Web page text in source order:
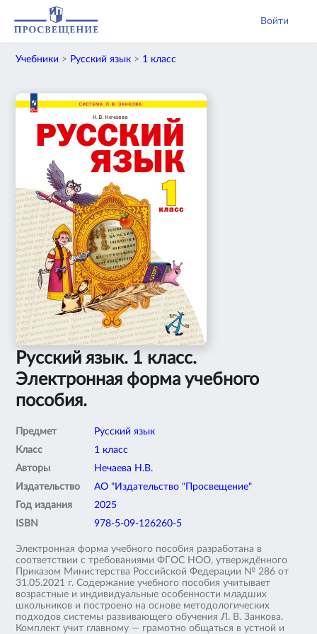
Войти
Учебники > Русский язык > 1 класс
Русский язык. 1 класс.
Электронная форма учебного
пособия.
Предмет
Русский язык
Класс
1 класс
Авторы
Нечаева Н.В.
Издательство
АО "Издательство "Просвещение"
Год издания
2025
ISBN
978-5-09-126260-5
Электронная форма учебного пособия разработана в
соответствии с требованиями ФГОС НОО, утверждённого
Приказом Министерства Российской Федерации № 286 от
31.05.2021 г. Содержание учебного пособия учитывает
возрастные и индивидуальные особенности младших
школьников и построено на основе методологических
подходов системы развивающего обучения Л. В. Занкова.
Комплект учит главному — грамотно общаться в устной и